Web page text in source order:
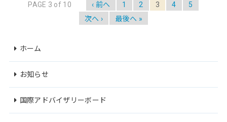
PAGE 3 of 10 ‹ 前へ 1 2 3 4
5
次へ ›
最後へ »
ホーム
お知らせ
国際アドバイザリーボード